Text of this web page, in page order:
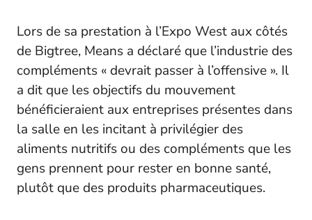
Lors de sa prestation à l’Expo West aux côtés
de Bigtree, Means a déclaré que l’industrie des
compléments « devrait passer à l’offensive ». Il
a dit que les objectifs du mouvement
bénéficieraient aux entreprises présentes dans
la salle en les incitant à privilégier des
aliments nutritifs ou des compléments que les
gens prennent pour rester en bonne santé,
plutôt que des produits pharmaceutiques.